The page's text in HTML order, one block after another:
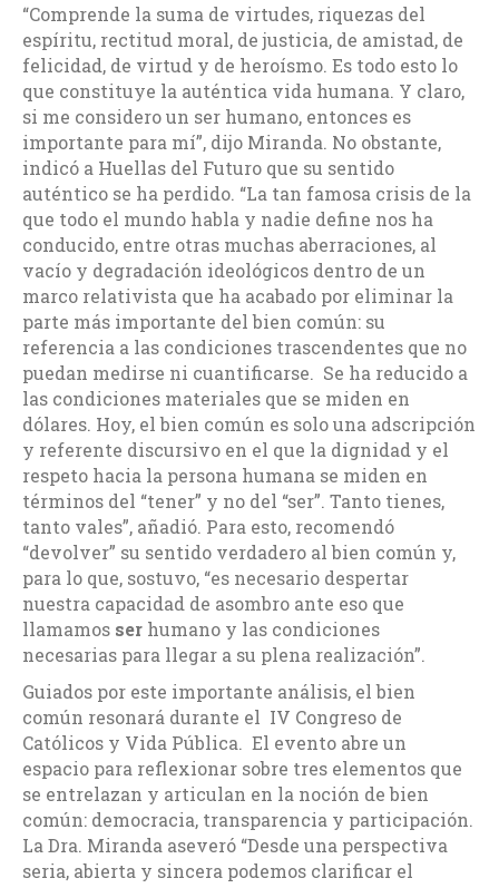
“Comprende la suma de virtudes, riquezas del
espíritu, rectitud moral, de justicia, de amistad, de
felicidad, de virtud y de heroísmo. Es todo esto lo
que constituye la auténtica vida humana. Y claro,
si me considero un ser humano, entonces es
importante para mí”, dijo Miranda. No obstante,
indicó a Huellas del Futuro que su sentido
auténtico se ha perdido. “La tan famosa crisis de la
que todo el mundo habla y nadie define nos ha
conducido, entre otras muchas aberraciones, al
vacío y degradación ideológicos dentro de un
marco relativista que ha acabado por eliminar la
parte más importante del bien común: su
referencia a las condiciones trascendentes que no
puedan medirse ni cuantificarse. Se ha reducido a
las condiciones materiales que se miden en
dólares. Hoy, el bien común es solo una adscripción
y referente discursivo en el que la dignidad y el
respeto hacia la persona humana se miden en
términos del “tener” y no del “ser”. Tanto tienes,
tanto vales”, añadió. Para esto, recomendó
“devolver” su sentido verdadero al bien común y,
para lo que, sostuvo, “es necesario despertar
nuestra capacidad de asombro ante eso que
llamamos ser humano y las condiciones
necesarias para llegar a su plena realización”.
Guiados por este importante análisis, el bien
común resonará durante el IV Congreso de
Católicos y Vida Pública. El evento abre un
espacio para reflexionar sobre tres elementos que
se entrelazan y articulan en la noción de bien
común: democracia, transparencia y participación.
La Dra. Miranda aseveró “Desde una perspectiva
seria, abierta y sincera podemos clarificar el